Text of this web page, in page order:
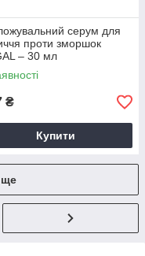
серум для
проти зморшок
– 30 мл
₴
Купити
ще